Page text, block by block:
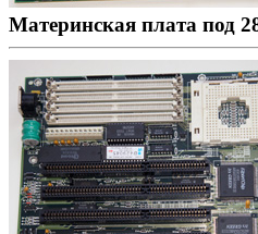
Материнская плата под